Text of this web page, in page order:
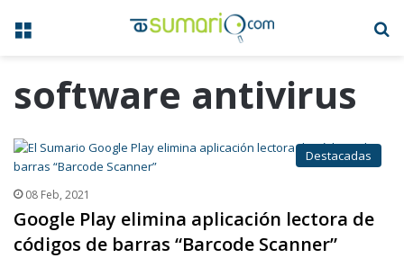
Menú
software antivirus
Destacadas
08 Feb, 2021
Google Play elimina aplicación lectora de
códigos de barras “Barcode Scanner”